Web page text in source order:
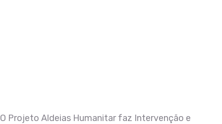
O Projeto Aldeias Humanitar faz Intervenção e